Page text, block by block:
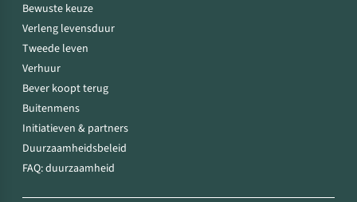
Bewuste keuze
Verleng levensduur
Tweede leven
Verhuur
Bever koopt terug
Buitenmens
Initiatieven & partners
Duurzaamheidsbeleid
FAQ: duurzaamheid